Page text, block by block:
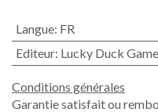
Langue: FR
Editeur: Lucky Duck
Conditions générales
Garantie satisfait ou